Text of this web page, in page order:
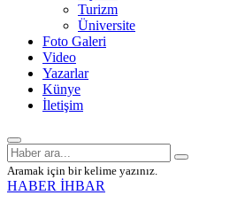
Turizm
Üniversite
Foto Galeri
Video
Yazarlar
Künye
İletişim
Aramak için bir kelime yazınız.
HABER İHBAR